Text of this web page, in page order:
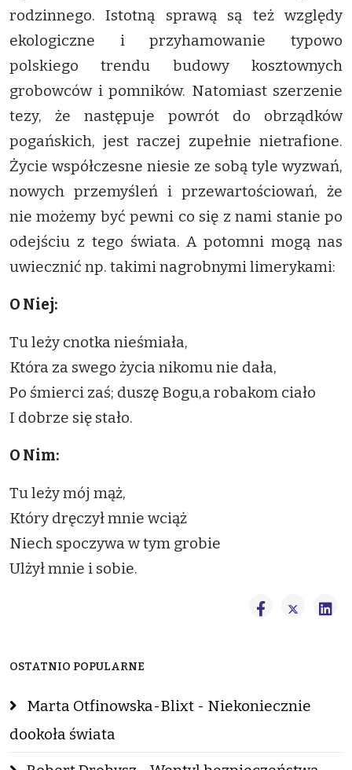
rodzinnego. Istotną sprawą są też względy
ekologiczne i przyhamowanie typowo
polskiego trendu budowy kosztownych
grobowców i pomników. Natomiast szerzenie
tezy, że następuje powrót do obrządków
pogańskich, jest raczej zupełnie nietrafione.
Życie współczesne niesie ze sobą tyle wyzwań,
nowych przemyśleń i przewartościowań, że
nie możemy być pewni co się z nami stanie po
odejściu z tego świata. A potomni mogą nas
uwiecznić np. takimi nagrobnymi limerykami:
O Niej:
Tu leży cnotka nieśmiała,
Która za swego życia nikomu nie dała,
Po śmierci zaś; duszę Bogu,a robakom ciało
I dobrze się stało.
O Nim:
Tu leży mój mąż,
Który dręczył mnie wciąż
Niech spoczywa w tym grobie
Ulżył mnie i sobie.
OSTATNIO POPULARNE
Marta Otfinowska-Blixt - Niekoniecznie
dookoła świata